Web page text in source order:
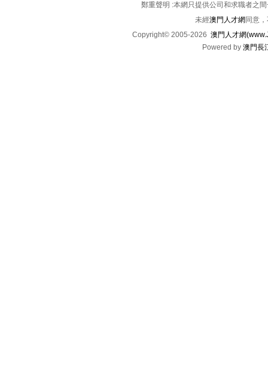
鄭重聲明 :本網只提供公司和求職者之
未經澳門人才網 同意
Copyright© 2005-2026 澳門人才網
Powered by 澳門長